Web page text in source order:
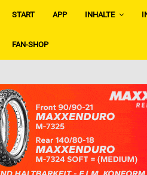
START APP INHALTE
FAN-SHOP